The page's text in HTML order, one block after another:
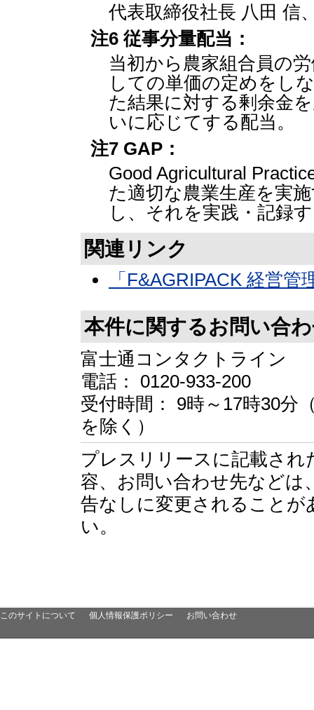
代表取締役社長 八田 信
注6 従事分量配当：
当初から農家組合員の
しての単価の定めをし
た結果に対する剰余金
いに応じてする配当。
注7 GAP：
Good Agricultural
た適切な農業生産を実
し、それを実践・記録
関連リンク
「F&AGRIPACK 経営
本件に関するお問い合
富士通コンタクトライン
電話： 0120-933-200
受付時間： 9時～17時30分
を除く）
プレスリリースに記載され
容、お問い合わせ先などは
告なしに変更されること
い。
このサイトについて 個人情報保護ポリシー お問い合わせ